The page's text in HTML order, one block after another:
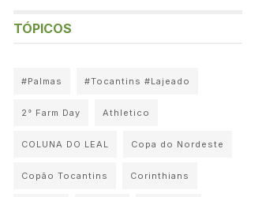
TÓPICOS
#Palmas #Tocantins #Lajeado
2° Farm Day Athletico
COLUNA DO LEAL Copa do Nordeste
Copão Tocantins Corinthians